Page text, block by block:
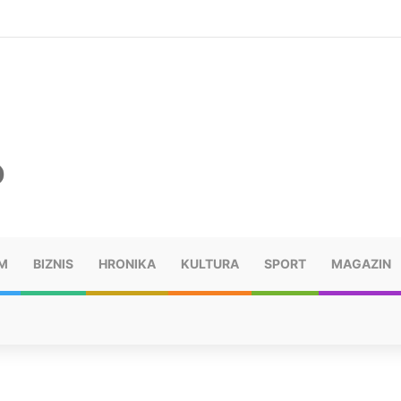
BIZNIS HRONIKA KULTURA SPORT MAGAZIN